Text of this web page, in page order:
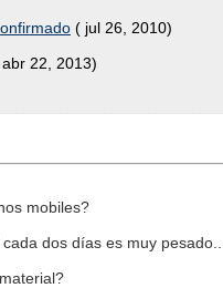
( jul 26, 2010)
22, 2013)
mobiles?
dos días es muy pesado....